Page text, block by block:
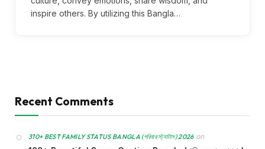
inspire others. By utilizing this Bangla…
Recent Comments
310+ BEST FAMILY STATUS BANGLA (পরিবার স্ট্যাটাস) 2026on